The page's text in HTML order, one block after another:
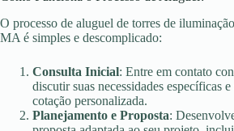
O processo de aluguel de torres de
MA é simples e descomplicado:
Consulta Inicial: Entre em contato
discutir suas necessidades específicas
cotação personalizada.
Planejamento e Proposta: